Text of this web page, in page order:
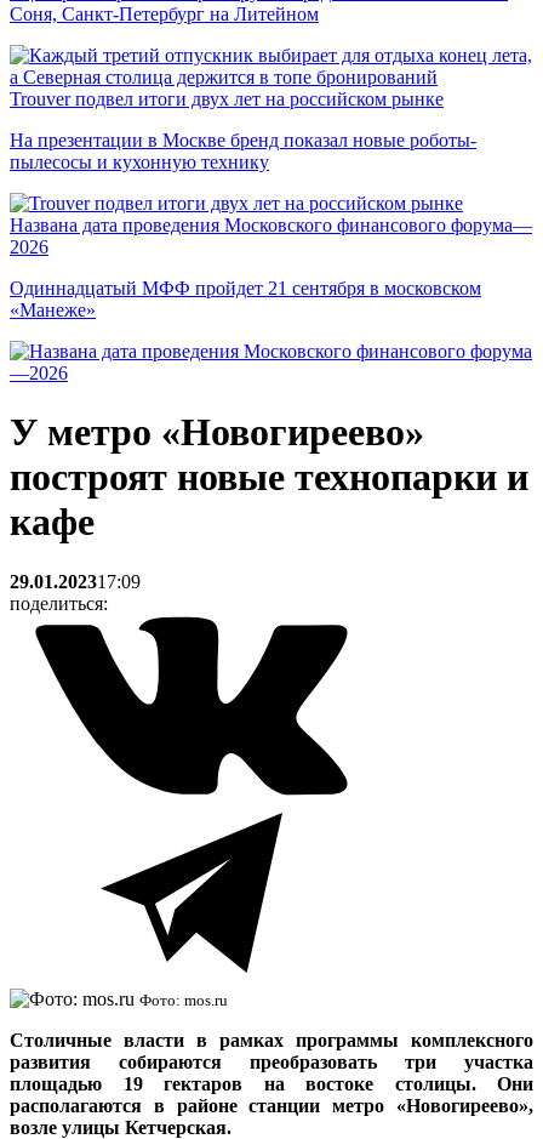
Соня, Санкт-Петербург на Литейном
Trouver подвел итоги двух лет на российском рынке
На презентации в Москве бренд показал новые роботы-
пылесосы и кухонную технику
Названа дата проведения Московского финансового форума—
2026
Одиннадцатый МФФ пройдет 21 сентября в московском
«Манеже»
У метро «Новогиреево»
построят новые технопарки и
кафе
29.01.202317:09
поделиться:
Фото: mos.ru
Cтоличные власти в рамках программы комплексного
развития собираются преобразовать три участка
площадью 19 гектаров на востоке столицы. Они
располагаются в районе станции метро «Новогиреево»,
возле улицы Кетчерская.